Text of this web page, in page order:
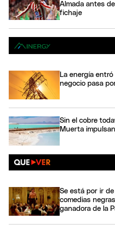
Almada antes
fichaje
La energía entró
negocio pasa
Sin el cobre
Muerta
Se está por ir
comedias
ganadora de la